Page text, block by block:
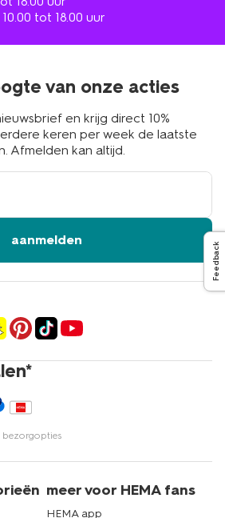
tot 18.00 uur
bezorgopties
van onze acties
en krijg direct 10%
keren per week de laatste
Afmelden kan altijd.
aanmelden
meer voor HEMA fans
HEMA app
Feedback